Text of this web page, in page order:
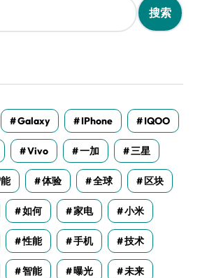
Galaxy IPhone IQOO
Vivo 一加 三星
体验 全球 区块
如何 家电 小米
性能 手机 技术
智能 曝光 未来